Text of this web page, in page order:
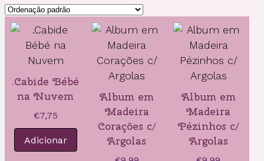
.Cabide Bébé
na Nuvem
€7,75
Adicionar
Album em
Madeira
Corações c/
Argolas
Album em
Madeira
Pézinhos c/
Argolas